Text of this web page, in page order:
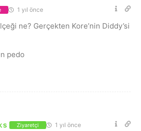
1 yıl önce
ne? Gerçekten Kore’nin Diddy’si
pedo
Ziyaretçi 1 yıl önce